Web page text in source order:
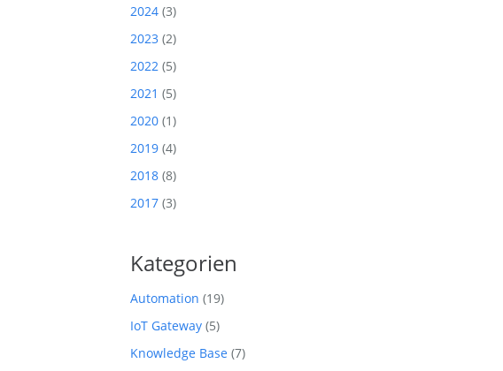
2024(3)
2023(2)
2022(5)
2021 (5)
2020(1)
2019(4)
2018(8)
2017(3)
Kategorien
Automation (19)
IoT Gateway(5)
Knowledge Base(7)